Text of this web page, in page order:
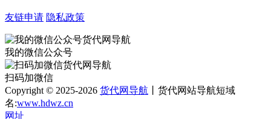
友链申请 隐私政策
我的微信公众号
扫码加微信
Copyright © 2025-2026 货代网导航 丨货代网站导航短域
名:www.hdwz.cn
网址